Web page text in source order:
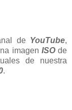
de YouTube,
imagen ISOde
de nuestra
.